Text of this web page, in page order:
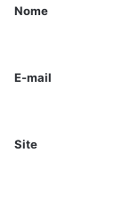
Nome
E-mail
Site